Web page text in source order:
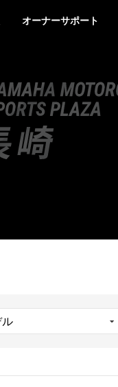
オーナーサポート